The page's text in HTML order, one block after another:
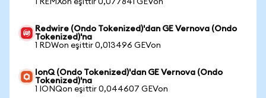
1 REMXon eşittir 0,077841 GEVon
Redwire (Ondo Tokenized)'dan GE Vernova (Ondo
Tokenized)'na
1 RDWon eşittir 0,013496 GEVon
IonQ (Ondo Tokenized)'dan GE Vernova (Ondo
Tokenized)'na
1 IONQon eşittir 0,044607 GEVon